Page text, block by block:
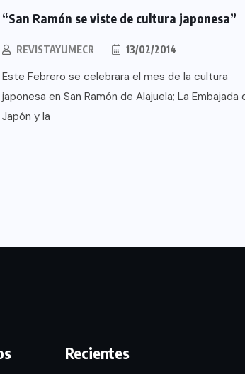
“San Ramón se viste de cultura japonesa”
REVISTAYUMECR 13/02/2014
Este Febrero se celebrara el mes de la cultura
japonesa en San Ramón de Alajuela; La Embajada
Japón y la
Recientes